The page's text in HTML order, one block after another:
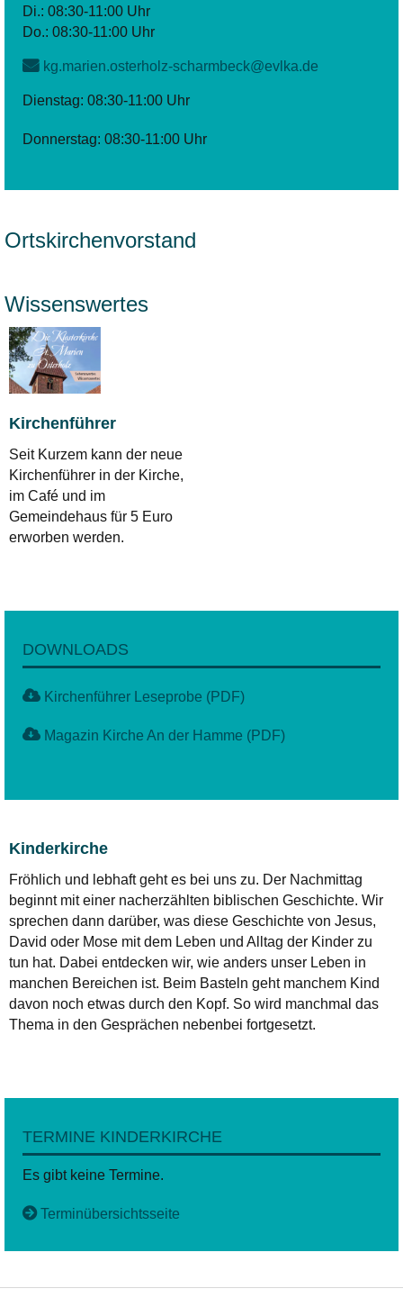
Di.: 08:30-11:00 Uhr
Do.: 08:30-11:00 Uhr
kg.marien.osterholz-scharmbeck@evlka.de
Dienstag: 08:30-11:00 Uhr
Donnerstag: 08:30-11:00 Uhr
Ortskirchenvorstand
Wissenswertes
Kirchenführer
Seit Kurzem kann der neue
Kirchenführer in der Kirche,
im Café und im
Gemeindehaus für 5 Euro
erworben werden.
DOWNLOADS
Kirchenführer Leseprobe (PDF)
Magazin Kirche An der Hamme (PDF)
Kinderkirche
Fröhlich und lebhaft geht es bei uns zu. Der Nachmittag
beginnt mit einer nacherzählten biblischen Geschichte. Wir
sprechen dann darüber, was diese Geschichte von Jesus,
David oder Mose mit dem Leben und Alltag der Kinder zu
tun hat. Dabei entdecken wir, wie anders unser Leben in
manchen Bereichen ist. Beim Basteln geht manchem Kind
davon noch etwas durch den Kopf. So wird manchmal das
Thema in den Gesprächen nebenbei fortgesetzt.
TERMINE KINDERKIRCHE
Es gibt keine Termine.
Terminübersichtsseite